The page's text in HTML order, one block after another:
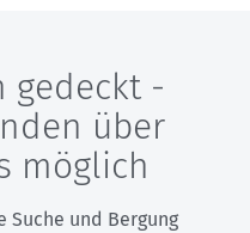
gedeckt -
über
möglich
Suche und Bergung